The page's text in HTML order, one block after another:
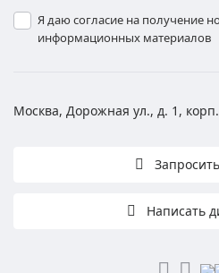
Я даю согласие на получение
информационных материалов
Москва, Дорожная ул., д. 1,
Написать